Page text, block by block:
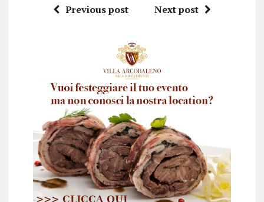
Previous post Next post